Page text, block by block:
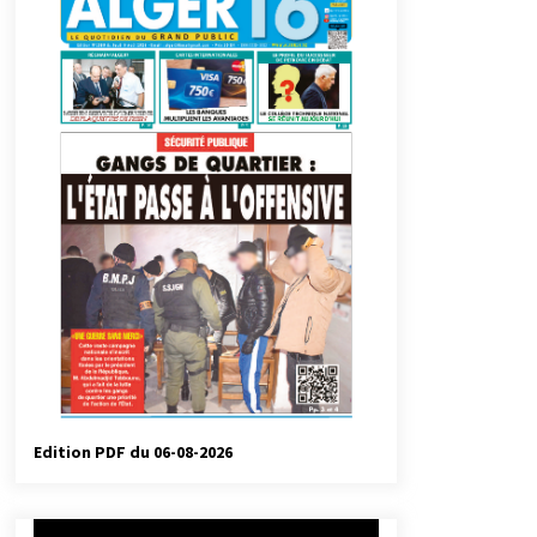
automatiques
3 jours ago
Droit de change : Le CPA lance une
carte VISA dédiée aux voyages à
l’étranger
1 semaine ago
Droit à l’affiliation au régime
national de retraite : Coup d’envoi
d’une campagne de sensibilisation
au profit de la communauté
nationale à l’étranger
2 semaines ago
Université Alger 3 : Lancement d’un
master à cursus intégré à la licence
en communication en langue
amazighe
3 semaines ago
Edition PDF du 06-08-2026